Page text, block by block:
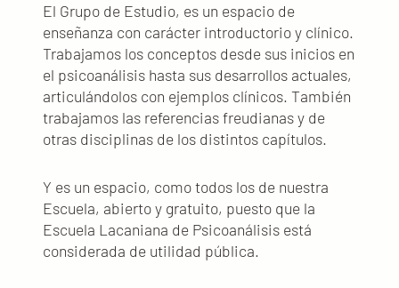
El Grupo de Estudio, es un espacio de
enseñanza con carácter introductorio y clínico.
Trabajamos los conceptos desde sus inicios en
el psicoanálisis hasta sus desarrollos actuales,
articulándolos con ejemplos clínicos. También
trabajamos las referencias freudianas y de
otras disciplinas de los distintos capítulos.
Y es un espacio, como todos los de nuestra
Escuela, abierto y gratuito, puesto que la
Escuela Lacaniana de Psicoanálisis está
considerada de utilidad pública.